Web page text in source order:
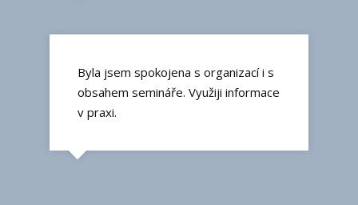
Byla jsem spokojena s organizací i s
obsahem semináře. Využiji informace
v praxi.